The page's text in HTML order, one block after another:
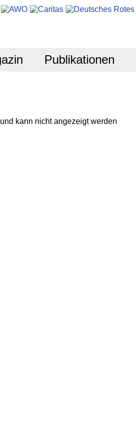
Publikationen
kann nicht angezeigt werden